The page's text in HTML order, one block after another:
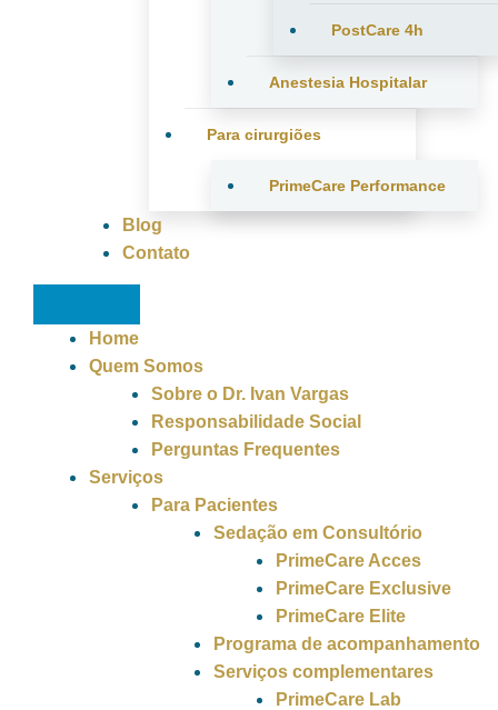
PostCare 4h
Anestesia Hospitalar
Para cirurgiões
PrimeCare Performance
Blog
Contato
Home
Quem Somos
Sobre o Dr. Ivan Vargas
Responsabilidade Social
Perguntas Frequentes
Serviços
Para Pacientes
Sedação em Consultório
PrimeCare Acces
PrimeCare Exclusive
PrimeCare Elite
Programa de acompanhamento
Serviços complementares
PrimeCare Lab